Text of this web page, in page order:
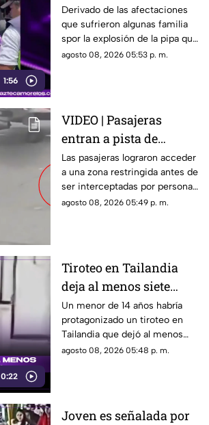
1:56
familias afectadas por
la explosión de pipa en
Cuernavaca
Derivado de las afectaciones
que sufrieron algunas familia
spor la explosión de la pipa que
transportaba gas LP,
agosto 08, 2026 05:53 p. m.
VIDEO | Pasajeras
entran a pista de
aeropuerto tras perder
su vuelo; autoridades
logran detenerlas
Las pasajeras lograron acceder
a una zona restringida antes de
ser interceptadas por personal
del aeropuerto.
agosto 08, 2026 05:49 p. m.
0:22
Tiroteo en Tailandia
deja al menos siete
muertos
Un menor de 14 años habría
protagonizado un tiroteo en
Tailandia que dejó al menos
siete personas muertas, entre
agosto 08, 2026 05:48 p. m.
Joven es señalada por